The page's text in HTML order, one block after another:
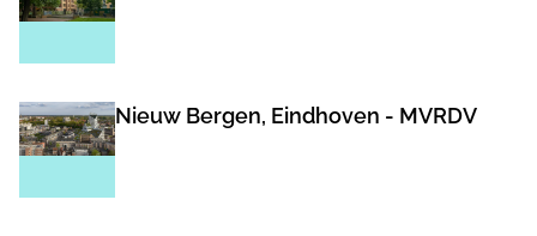
Nieuw Bergen, Eindhoven - MVRDV